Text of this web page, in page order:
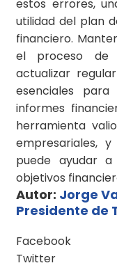
estos errores,
utilidad del plan
financiero.
el proceso de
actualizar
esenciales
informes
herramienta
empresariales,
puede ayudar
objetivos
Autor: Jorge
Presidente de
Facebook
Twitter